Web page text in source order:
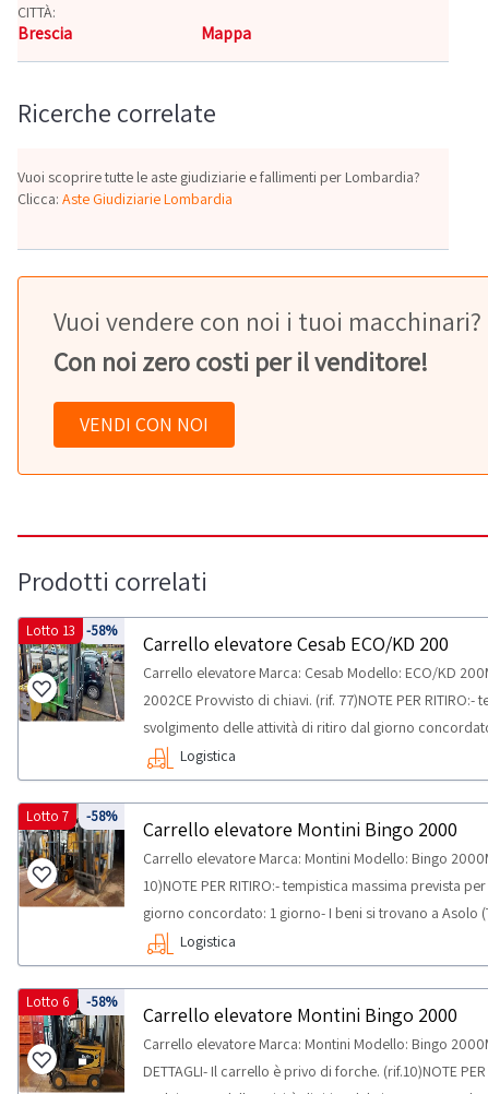
CITTÀ:
Brescia Mappa
Ricerche correlate
Vuoi scoprire tutte le aste giudiziarie e fallimenti per Lombardia?
Clicca: Aste Giudiziarie Lombardia
Vuoi vendere con noi i tuoi macchinari?
Con noi zero costi per il venditore!
VENDI CON NOI
Prodotti correlati
-58%
Lotto 13
Carrello elevatore Cesab ECO/KD 200
Carrello elevatore Marca: Cesab Modello: ECO/KD
2002CE Provvisto di chiavi. (rif. 77)NOTE PER
svolgimento delle attività di ritiro dal giorno
Veneto (TV).
Logistica
-58%
Lotto 7
Carrello elevatore Montini Bingo 2000
Carrello elevatore Marca: Montini Modello: Bingo
10)NOTE PER RITIRO:- tempistica massima prevista
giorno concordato: 1 giorno- I beni si trovano a Asolo
Logistica
-58%
Lotto 6
Carrello elevatore Montini Bingo 2000
Carrello elevatore Marca: Montini Modello: Bingo
DETTAGLI- Il carrello è privo di forche. (rif.10)NOTE